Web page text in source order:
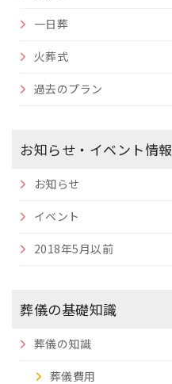
一日葬
火葬式
過去のプラン
お知らせ・イベント情報
お知らせ
イベント
2018年5月以前
葬儀の基礎知識
葬儀の知識
葬儀費用